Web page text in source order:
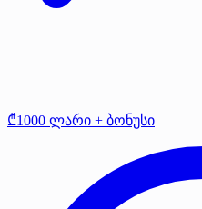
₾1000 ლარი + ბონუსი